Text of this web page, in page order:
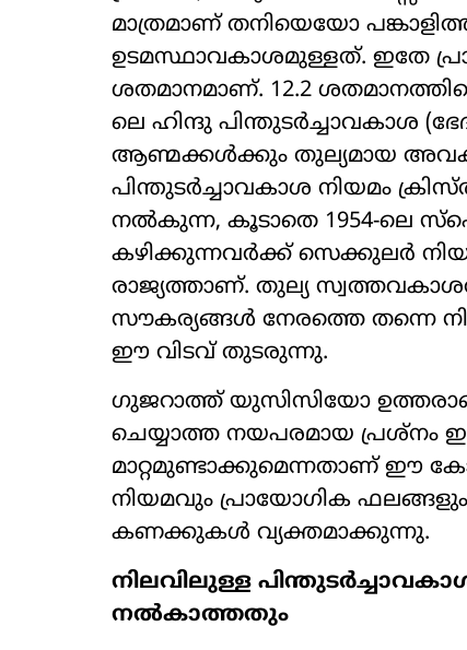
മാത്രമാണ് തനിയെയോ
ഉടമസ്ഥാവകാശമുള്ളത്. ഇതേ
ശതമാനമാണ്. 12.2
ലെ ഹിന്ദു പിന്തുടർച്ചാവകാശ
ആണ്മക്കൾക്കും തുല്യമായ
പിന്തുടർച്ചാവകാശ നിയമം
നൽകുന്ന, കൂടാതെ 1954-ലെ
കഴിക്കുന്നവർക്ക് സെക്കുലർ
രാജ്യത്താണ്. തുല്യ
സൗകര്യങ്ങൾ നേരത്തെ തന്നെ
ഈ വിടവ് തുടരുന്നു.
ഗുജറാത്ത് യുസിസിയോ
ചെയ്യാത്ത നയപരമായ പ്രശ്നം
മാറ്റമുണ്ടാക്കുമെന്നതാണ് ഈ
നിയമവും പ്രായോഗിക ഫലങ്ങളും
കണക്കുകൾ വ്യക്തമാക്കുന്നു.
നിലവിലുള്ള
നൽകാത്തതും